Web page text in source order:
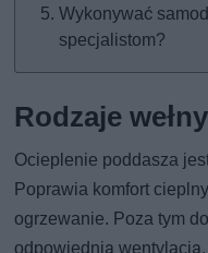
Wykonywać
specjalistom?
Rodzaje
Ocieplenie poddasza
Poprawia komfort
ogrzewanie. Poza tym
odpowiednią